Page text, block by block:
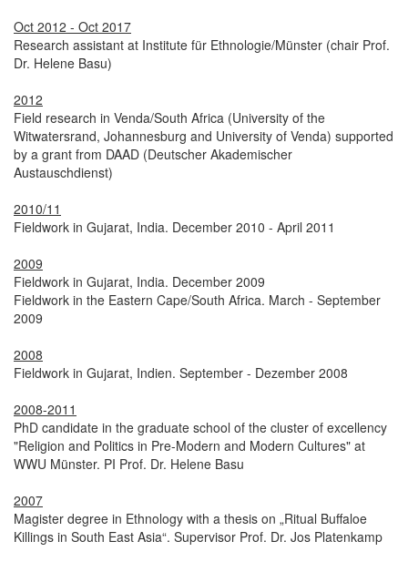
Oct 2012 - Oct 2017
Research assistant at Institute für Ethnologie/Münster (chair Prof.
Dr. Helene Basu)
2012
Field research in Venda/South Africa (University of the
Witwatersrand, Johannesburg and University of Venda) supported
by a grant from DAAD (Deutscher Akademischer
Austauschdienst)
2010/11
Fieldwork in Gujarat, India. December 2010 - April 2011
2009
Fieldwork in Gujarat, India. December 2009
Fieldwork in the Eastern Cape/South Africa. March - September
2009
2008
Fieldwork in Gujarat, Indien. September - Dezember 2008
2008-2011
PhD candidate in the graduate school of the cluster of excellency
"Religion and Politics in Pre-Modern and Modern Cultures" at
WWU Münster. PI Prof. Dr. Helene Basu
2007
Magister degree in Ethnology with a thesis on „Ritual Buffaloe
Killings in South East Asia“. Supervisor Prof. Dr. Jos Platenkamp